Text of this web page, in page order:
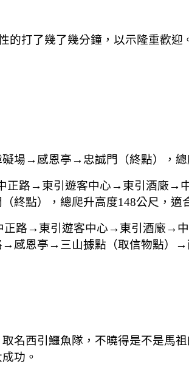
的打了幾了幾分鐘，以示隆重歡迎
→感恩亭→忠誠門（終點），總
正路→東引遊客中心→東引酒廠→
點），總爬升高度148公尺，適
正路→東引遊客中心→東引酒廠→
恩亭→三山據點（取信物點）→
名西引鱷魚隊，不曉得是不是馬
功。